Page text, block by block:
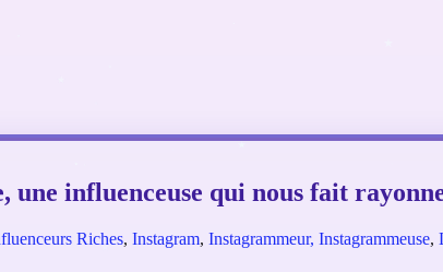
une influenceuse qui nous fait
Riches, Instagram, Instagrammeur, Instagrammeuse,